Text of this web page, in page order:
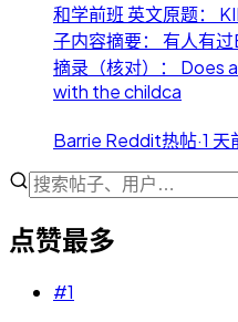
和学前班 英文原题：
子内容摘要： 有人有
摘录（核对）： Does
with the childca
Barrie Reddit热帖·1 天
点赞最多
#1